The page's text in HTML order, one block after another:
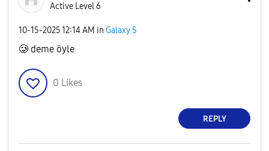
Active Level 6
‎10-15-202512:14 AM in Galaxy S
🥲 deme öyle
0 Likes
REPLY